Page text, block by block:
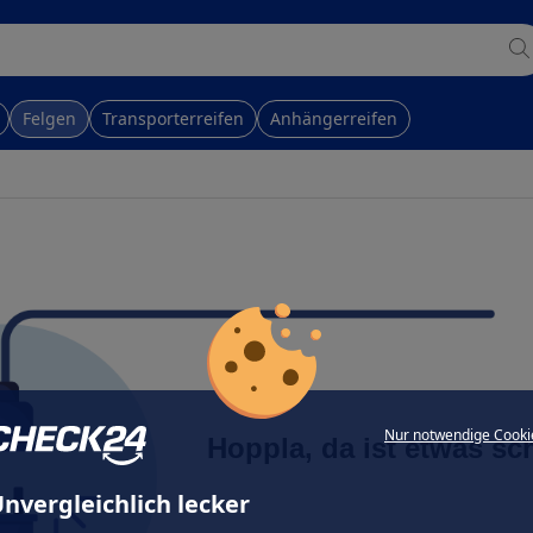
Nur notwendige
lecker
Felgen Transporterreifen Anhängerreifen
Hoppla, da ist etwas